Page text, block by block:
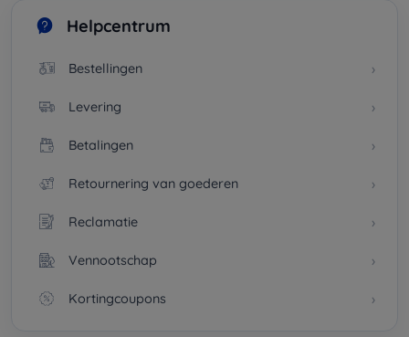
Helpcentrum
Bestellingen
Levering
Betalingen
Retournering van goederen
Reclamatie
Vennootschap
Kortingcoupons